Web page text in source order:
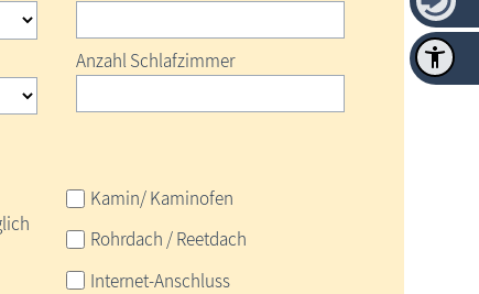
Anzahl Schlafzimmer
Kamin/ Kaminofen
Rohrdach / Reetdach
Internet-Anschluss